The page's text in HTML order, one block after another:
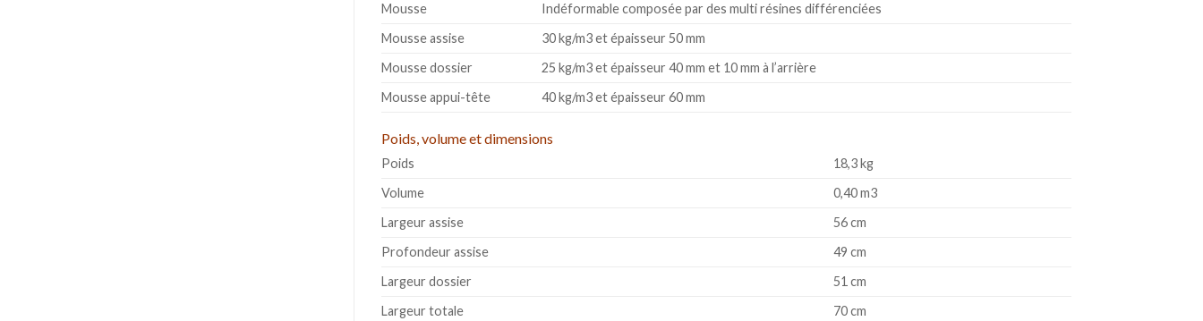
Mousse
Indéformable composée par des multi résines différenciées
Mousse assise
30 kg/m3 et épaisseur 50 mm
Mousse dossier
25 kg/m3 et épaisseur 40 mm et 10 mm à l’arrière
Mousse appui-tête
40 kg/m3 et épaisseur 60 mm
Poids, volume et dimensions
Poids
18,3 kg
Volume
0,40 m3
Largeur assise
56 cm
Profondeur assise
49 cm
Largeur dossier
51 cm
Largeur totale
70 cm